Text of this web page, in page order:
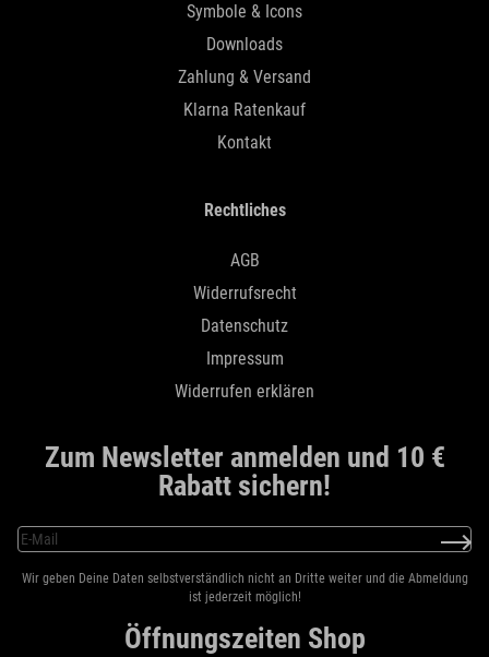
Symbole & Icons
Downloads
Zahlung & Versand
Klarna Ratenkauf
Kontakt
Rechtliches
AGB
Widerrufsrecht
Datenschutz
Impressum
Widerrufen erklären
Zum Newsletter anmelden und 10 €
Rabatt sichern!
Wir geben Deine Daten selbstverständlich nicht an Dritte weiter und die Abmeldung
ist jederzeit möglich!
Öffnungszeiten Shop